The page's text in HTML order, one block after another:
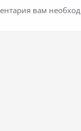
вам